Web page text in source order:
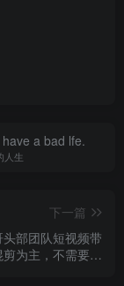
a bad lfe.
人生
下一篇
部团队短视频带
为主，不需要真